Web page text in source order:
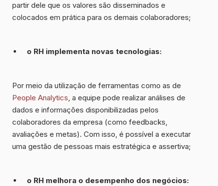
partir dele que os valores são disseminados e
colocados em prática para os demais colaboradores;
o RH implementa novas tecnologias:
Por meio da utilização de ferramentas como as de
People Analytics, a equipe pode realizar análises de
dados e informações disponibilizadas pelos
colaboradores da empresa (como feedbacks,
avaliações e metas). Com isso, é possível a executar
uma gestão de pessoas mais estratégica e assertiva;
o RH melhora o desempenho dos negócios: